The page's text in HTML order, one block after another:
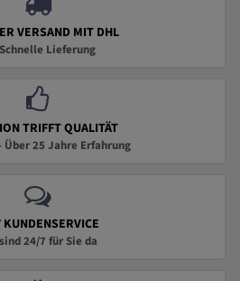
VERSAND MIT DHL
Lieferung
TRIFFT QUALITÄT
Über 25 Jahre Erfahrung
24/7 für Sie da